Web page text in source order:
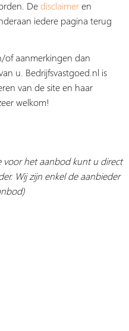
Dedisclaimeren
iedere pagina terug
of aanmerkingen dan
u. Bedrijfsvastgoed.nl is
van de site en haar
welkom!
voor het aanbod kunt u direct
Wij zijn enkel de aanbieder